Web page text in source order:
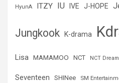
HyunA ITZY IU IVE J-HOPE
Jungkook K-drama
Lisa MAMAMOO NCT NCT Dream
Seventeen SHINee SM